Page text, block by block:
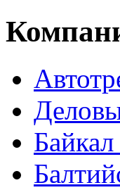
Байкал